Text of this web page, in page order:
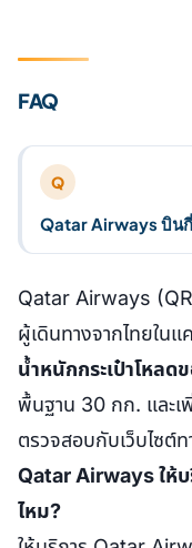
FAQ
Q
Qatar Airways บิน
Qatar Airways
ผู้เดินทางจากไทยในแ
น้ำหนักกระเป๋าโหลด
พื้นฐาน 30 กก. และเ
ตรวจสอบกับเว็บไซต์
Qatar Airways ให้
ไหม?